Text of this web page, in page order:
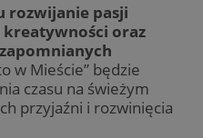
rozwijanie pasji
kreatywności oraz
w Mieście” będzie
czasu na świeżym
przyjaźni i rozwinięcia